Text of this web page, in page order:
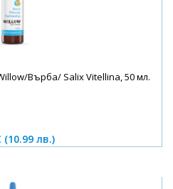
Върба/ Salix Vitellina, 50 мл.
(10.99 лв.)